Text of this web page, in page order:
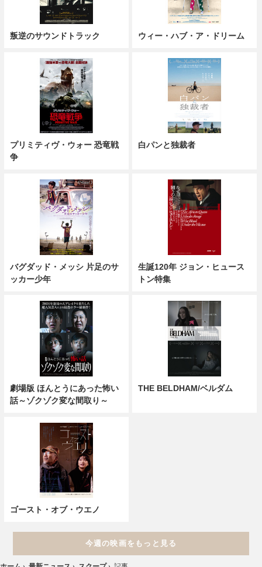
叛逆のサウンドトラック ウィー・ハブ・ア・ドリーム
プリミティヴ・ウォー 恐竜戦
争
白パンと独裁者
バグダッド・メッシ 片足のサ
ッカー少年
生誕120年 ジョン・ヒュース
トン特集
劇場版 ほんとうにあった怖い
話～ゾクゾク変な間取り～
THE BELDHAM/ベルダム
ゴースト・オブ・ウエノ
今週の映画をもっと見る